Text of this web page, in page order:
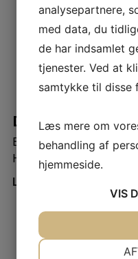
Direktørskifte
Efter 47 år som Direktør
Henrik Brask valgt at […]
Læs mere
analysepartnere,
med data, du
de har indsamlet
tjenester. Ved at
samtykke til disse
Læs mere om
behandling af
hjemmeside.
VIS